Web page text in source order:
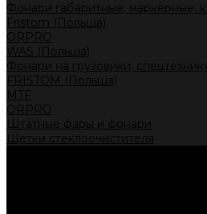
Фонари габаритные, маркерные,
Fristom (Польша)
ORPRO
WAS (Польша)
Фонари на грузовики,
FRISTOM (Польша)
MTF
ORPRO
Штатные фары и фонари
Щетки стеклоочистителя